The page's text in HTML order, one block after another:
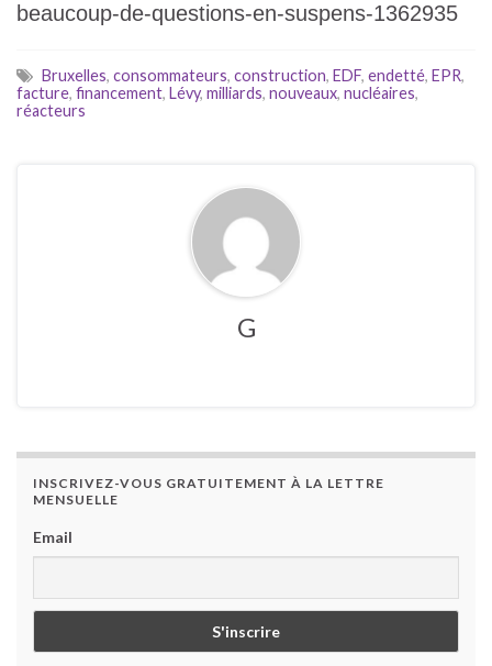
beaucoup-de-questions-en-suspens-1362935
Bruxelles, consommateurs, construction, EDF, endetté, EPR,
facture, financement, Lévy, milliards, nouveaux, nucléaires,
réacteurs
G
INSCRIVEZ-VOUS GRATUITEMENT À LA LETTRE
MENSUELLE
Email